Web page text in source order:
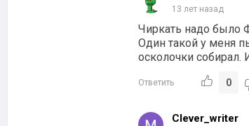
13 лет назад
Чиркать надо было
Один такой у меня
осколочки
Ответить 0
Clever_writer